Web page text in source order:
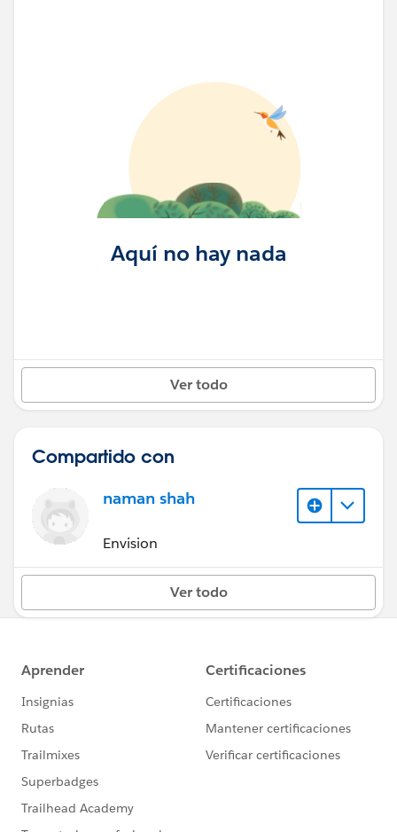
Aquí no hay nada
Ver todo
Compartido con
naman shah
Envision
Ver todo